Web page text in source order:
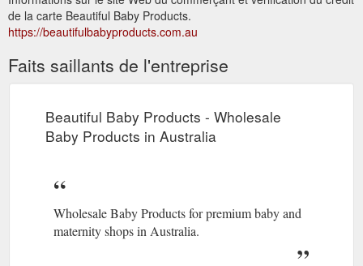
de la carte Beautiful Baby Products.
https://beautifulbabyproducts.com.au
Faits saillants de l'entreprise
Beautiful Baby Products - Wholesale
Baby Products in Australia
Wholesale Baby Products for premium baby and
maternity shops in Australia.